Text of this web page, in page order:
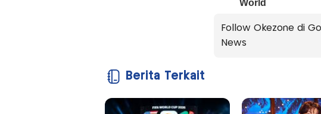
Follow Okezone di
News
Berita Terkait